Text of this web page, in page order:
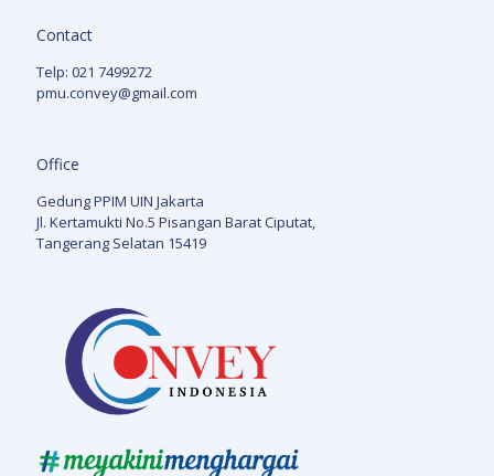
Contact
Telp: 021 7499272
pmu.convey@gmail.com
Office
Gedung PPIM UIN Jakarta
Jl. Kertamukti No.5 Pisangan Barat Ciputat,
Tangerang Selatan 15419